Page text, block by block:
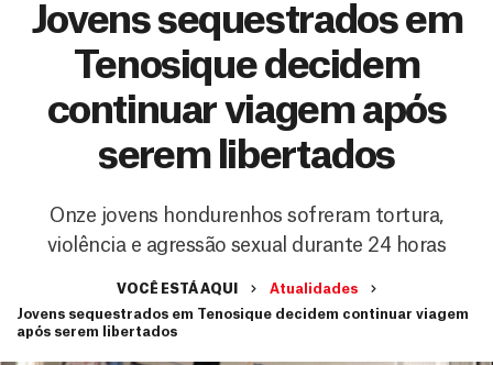
Jovens sequestrados em
Tenosique decidem
continuar viagem após
serem libertados
Onze jovens hondurenhos sofreram tortura,
violência e agressão sexual durante 24 horas
VOCÊ ESTÁ AQUI
Atualidades
Jovens sequestrados em Tenosique decidem continuar viagem
após serem libertados